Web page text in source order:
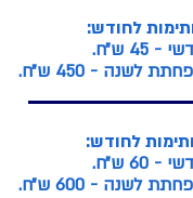
ש״ח.
לשנה - 450 ש״ח.
ש״ח.
לשנה - 600 ש״ח.